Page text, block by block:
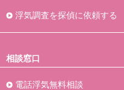
浮気調査を探偵に依頼する
相談窓口
電話浮気無料相談